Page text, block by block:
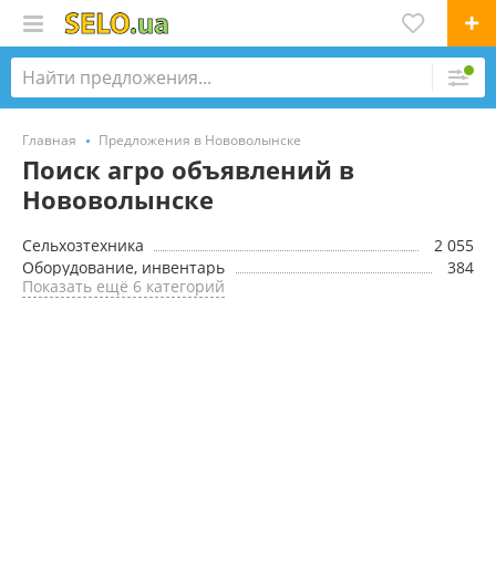
Главная Предложения в Нововолынске
Поиск агро объявлений в
Нововолынске
Сельхозтехника
2 055
Оборудование, инвентарь
384
Показать ещё 6 категорий